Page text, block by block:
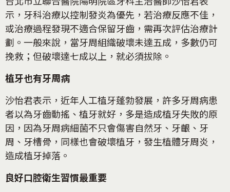
示，牙科治療以控制發炎為優先，若治療反應不佳，
或治療過程發現不適合保留牙齒，需再次評估治療計
劃。一般來說，當牙周組織破壞未達五成，多數仍可
挽救；但破壞達七成以上，就必須拔除。
植牙也有牙周病
沙怡君表示，近年人工植牙蓬勃發展，許多牙周病患
者以為牙齒動搖、植牙就好，多是造成植牙失敗的原
因，因為牙周病細菌不只會傷害自然牙、牙齦、牙
周、牙槽骨，同樣也會破壞植牙，發生植體牙周炎，
造成植牙掉落。
良好口腔衛生習慣最重要